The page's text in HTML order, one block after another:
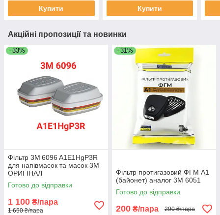
Купити Купити
Акційні пропозиції та новинки
–33%
Фільтр 3M 6096 A1E1HgP3R
для напівмасок та масок 3M
ОРИГІНАЛ
Готово до відправки
1 100 ₴/пара
1 650 ₴/пара
–31%
Фільтр протигазовий ФГМ А1
(байонет) аналог 3М 6051
Готово до відправки
200 ₴/пара 290 ₴/пара